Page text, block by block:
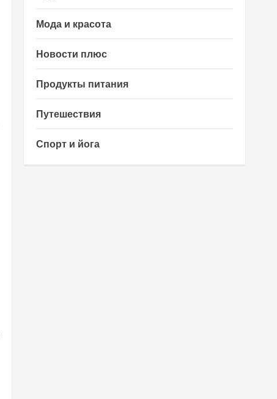
Мода и красота
Новости плюс
Продукты питания
Путешествия
Спорт и йога